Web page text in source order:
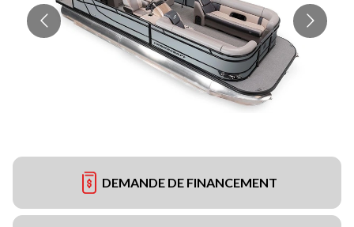
DEMANDE DE FINANCEMENT